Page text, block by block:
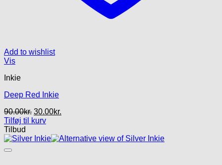
Add to wishlist
Vis
Inkie
Deep Red Inkie
90.00kr. Den
oprindelige
var:
30.00kr.
er:
Tilføj til kurv
Tilbud